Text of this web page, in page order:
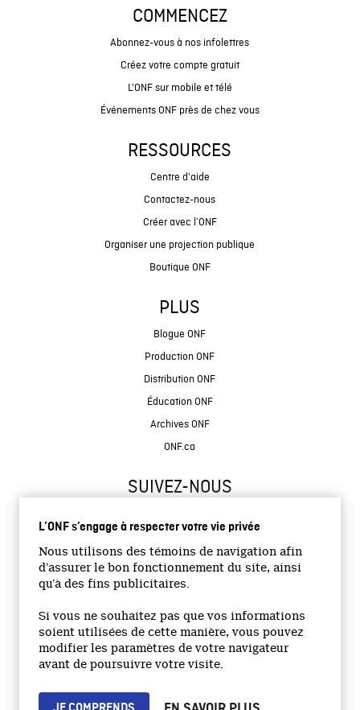
L’ONF s’engage à respecter votre vie privée
Nous utilisons des témoins de navigation afin
d’assurer le bon fonctionnement du site, ainsi
qu’à des fins publicitaires.
Si vous ne souhaitez pas que vos informations
soient utilisées de cette manière, vous pouvez
modifier les paramètres de votre navigateur
avant de poursuivre votre visite.
COMMENCEZ
Abonnez-vous à nos infolettres
Créez votre compte gratuit
L'ONF sur mobile et télé
Événements ONF près de chez vous
RESSOURCES
Centre d'aide
Contactez-nous
Créer avec l’ONF
Organiser une projection publique
Boutique ONF
PLUS
Blogue ONF
Production ONF
Distribution ONF
Éducation ONF
Archives ONF
ONF.ca
SUIVEZ-NOUS
Site institutionnel
Accessibilité
Politique de confidentialité